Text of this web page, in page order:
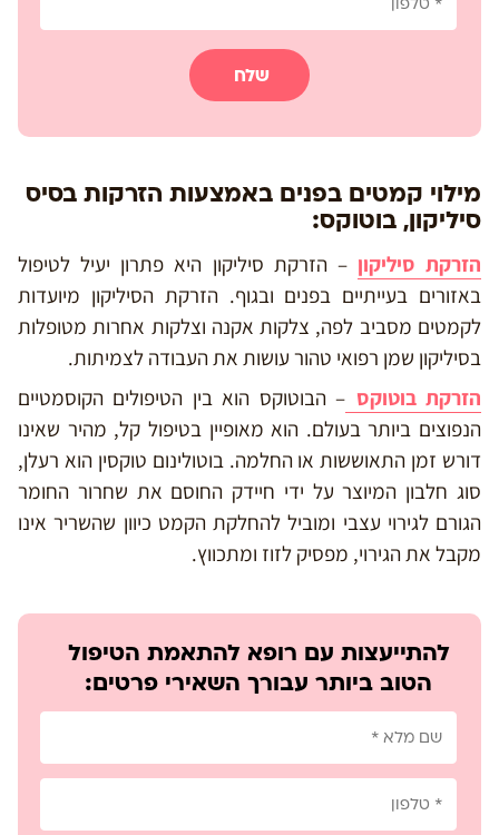
שלח
מילוי קמטים בפנים באמצעות הזרקות בסיס
סיליקון, בוטוקס:
הזרקת סיליקון – הזרקת סיליקון היא פתרון יעיל לטיפול
באזורים בעייתיים בפנים ובגוף. הזרקת הסיליקון מיועדות
לקמטים מסביב לפה, צלקות אקנה וצלקות אחרות מטופלות
בסיליקון שמן רפואי טהור עושות את העבודה לצמיתות.
הזרקת בוטוקס – הבוטוקס הוא בין הטיפולים הקוסמטיים
הנפוצים ביותר בעולם. הוא מאופיין בטיפול קל, מהיר שאינו
דורש זמן התאוששות או החלמה. בוטולינום טוקסין הוא רעלן,
סוג חלבון המיוצר על ידי חיידק החוסם את שחרור החומר
הגורם לגירוי עצבי ומוביל להחלקת הקמט כיוון שהשריר אינו
מקבל את הגירוי, מפסיק לזוז ומתכווץ.
להתייעצות עם רופא להתאמת הטיפול
הטוב ביותר עבורך השאירי פרטים: